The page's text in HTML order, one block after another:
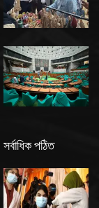
সর্বাধিক পঠিত